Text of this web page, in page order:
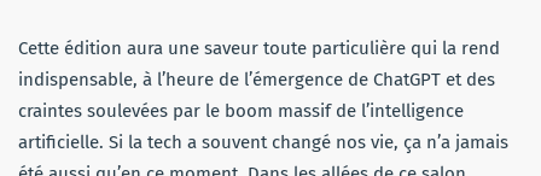
Cette édition aura une saveur toute particulière qui la rend
indispensable, à l’heure de l’émergence de ChatGPT et des
craintes soulevées par le boom massif de l’intelligence
artificielle. Si la tech a souvent changé nos vie, ça n’a jamais